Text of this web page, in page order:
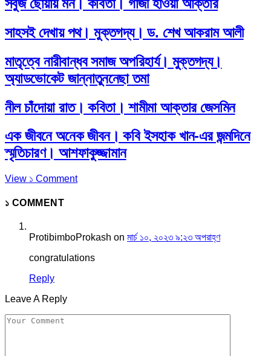
সাহসই দেখায় পথ। মুক্তগদ্য। ড. শেখ আকরাম আলী
মাতৃত্বে নারীবান্ধব সমাজ অপরিহার্য। মুক্তগদ্য।
অ্যাডভোকেট জান্নাতুননেছা তমা
নীল চাঁদোয়া রাত। কবিতা। শামীমা আক্তার জেসমিন
এক জীবনে অনেক জীবন। কবি ইসহাক খান-এর জন্মদিনে
স্মৃতিচারণ। আশফাকুজ্জামান
View ১ Comment
১ COMMENT
ProtibimboProkash on মার্চ ১০, ২০২৩ ৯:২৩ অপরাহ্ণ
congratulations
Reply
Leave A Reply